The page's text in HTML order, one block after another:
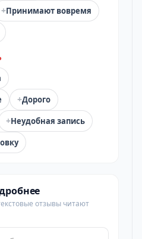
+Принимают вовремя
+Дорого
+Неудобная запись
отзывы читают